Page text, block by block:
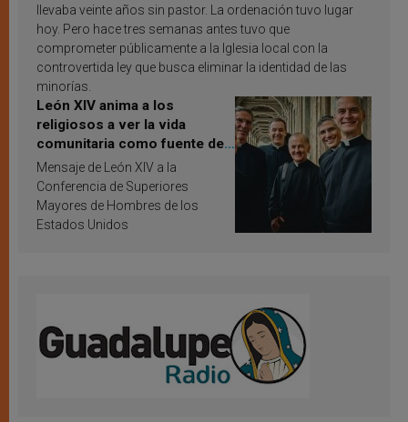
llevaba veinte años sin pastor. La ordenación tuvo lugar
hoy. Pero hace tres semanas antes tuvo que
comprometer públicamente a la Iglesia local con la
controvertida ley que busca eliminar la identidad de las
minorías.
León XIV anima a los
religiosos a ver la vida
comunitaria como fuente de
inspiración y santificación
Mensaje de León XIV a la
Conferencia de Superiores
Mayores de Hombres de los
Estados Unidos